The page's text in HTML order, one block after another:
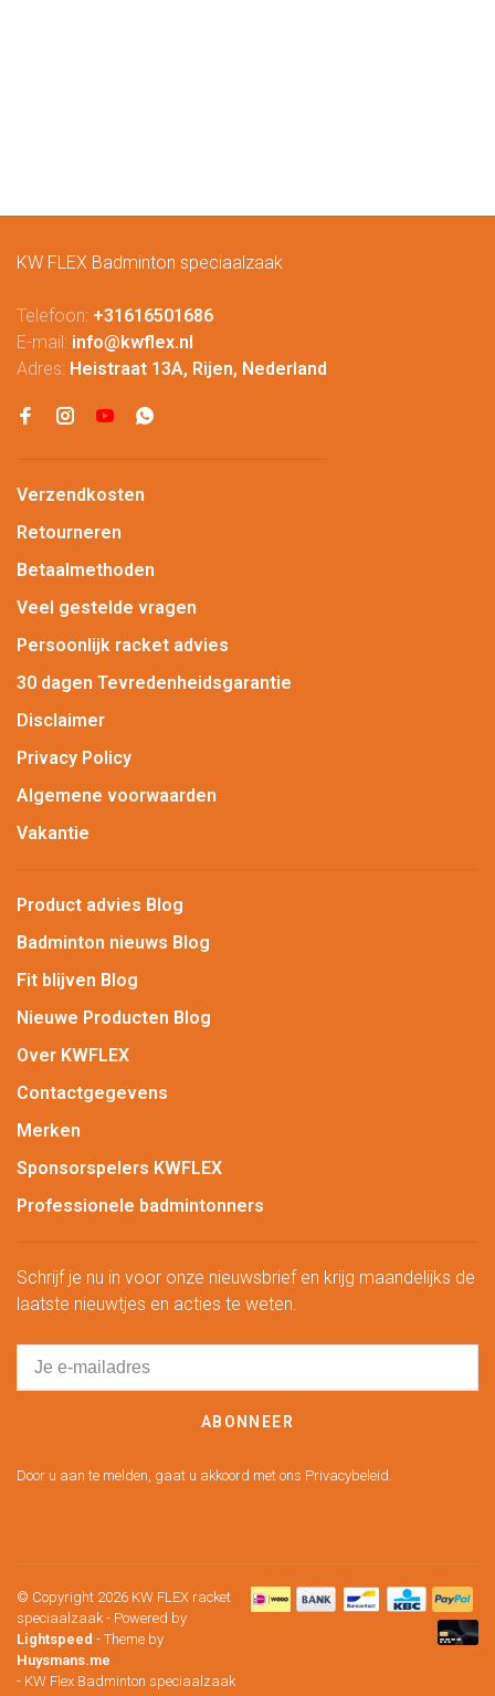
KW FLEX Badminton speciaalzaak
Telefoon: +31616501686
E-mail: info@kwflex.nl
Adres: Heistraat 13A, Rijen, Nederland
Verzendkosten
Retourneren
Betaalmethoden
Veel gestelde vragen
Persoonlijk racket advies
30 dagen Tevredenheidsgarantie
Disclaimer
Privacy Policy
Algemene voorwaarden
Vakantie
Product advies Blog
Badminton nieuws Blog
Fit blijven Blog
Nieuwe Producten Blog
Over KWFLEX
Contactgegevens
Merken
Sponsorspelers KWFLEX
Professionele badmintonners
Schrijf je nu in voor onze nieuwsbrief en krijg maandelijks de
laatste nieuwtjes en acties te weten.
ABONNEER
Door u aan te melden, gaat u akkoord met ons Privacybeleid.
© Copyright 2026 KW FLEX racket
speciaalzaak - Powered by
Lightspeed - Theme by
Huysmans.me
- KW Flex Badminton speciaalzaak